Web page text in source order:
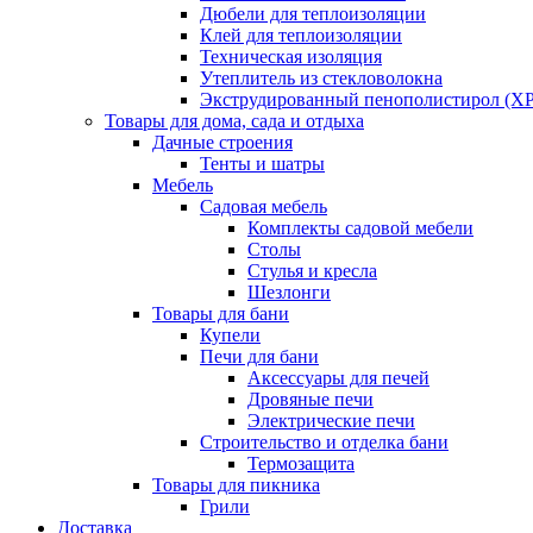
Дюбели для теплоизоляции
Клей для теплоизоляции
Техническая изоляция
Утеплитель из стекловолокна
Экструдированный пенополистирол
Товары для дома, сада и отдыха
Дачные строения
Тенты и шатры
Мебель
Садовая мебель
Комплекты садовой мебели
Столы
Стулья и кресла
Шезлонги
Товары для бани
Купели
Печи для бани
Аксессуары для печей
Дровяные печи
Электрические печи
Строительство и отделка бани
Термозащита
Товары для пикника
Грили
Доставка